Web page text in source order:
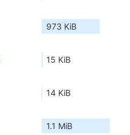
973 KiB
15 KiB
14 KiB
1.1 MiB